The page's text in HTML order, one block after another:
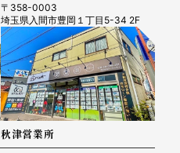
〒358-0003
埼玉県入間市豊岡１丁目5-34 2F
秋津営業所